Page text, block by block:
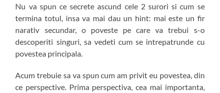
Nu va spun ce secrete ascund cele 2 surori si cum se
termina totul, insa va mai dau un hint: mai este un fir
narativ secundar, o poveste pe care va trebui s-o
descoperiti singuri, sa vedeti cum se intrepatrunde cu
povestea principala.
Acum trebuie sa va spun cum am privit eu povestea, din
ce perspective. Prima perspectiva, cea mai importanta,